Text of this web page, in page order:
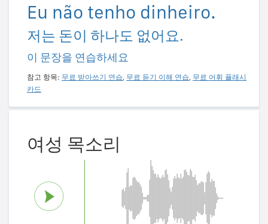
Eu não tenho dinheiro.
저는 돈이 하나도 없어요.
이 문장을 연습하세요
참고 항목: 무료 받아쓰기 연습, 무료 듣기 이해 연습, 무료 어휘 플래시
카드
여성 목소리